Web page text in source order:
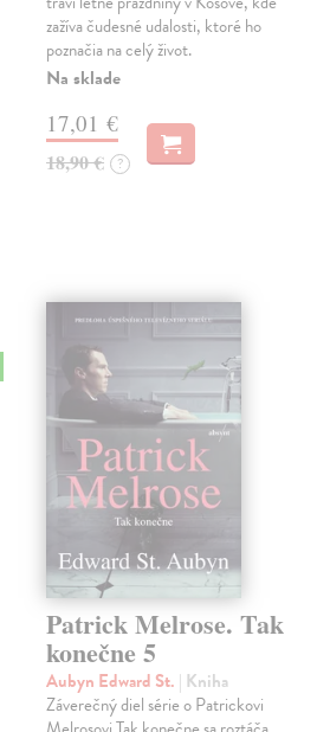
zažíva čudesné udalosti, ktoré ho
poznačia na celý život.
Na sklade
17,01 €
18,90 € ?
Patrick Melrose. Tak
konečne 5
Aubyn Edward St. | Kniha
Záverečný diel série o Patrickovi